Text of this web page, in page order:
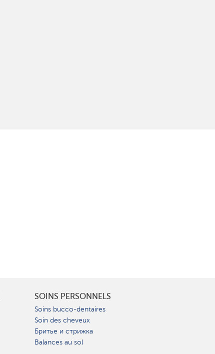
SOINS PERSONNELS
Soins bucco-dentaires
Soin des cheveux
Бритье и стрижка
Balances au sol